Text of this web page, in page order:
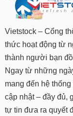
Vietstock – Cổng
thức hoạt động từ
thành người bạn
Ngay từ những
mang đến hệ
cập nhật – đầy đủ,
tự tin đưa ra quyết